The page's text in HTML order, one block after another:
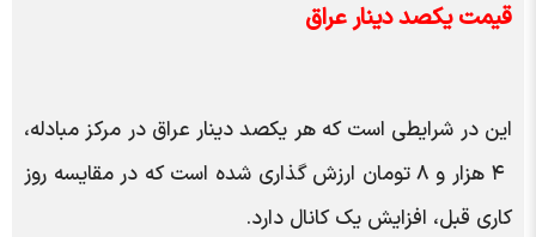
قیمت یکصد دینار عراق
این در شرایطی است که هر یکصد دینار عراق در مرکز مبادله،
۴ هزار و ۸ تومان ارزش گذاری شده است که در مقایسه روز
کاری قبل، افزایش یک کانال دارد.